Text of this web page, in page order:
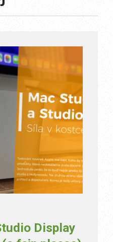
Display